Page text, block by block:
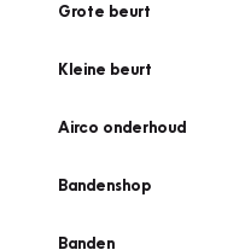
Grote beurt
Kleine beurt
Airco onderhoud
Bandenshop
Banden